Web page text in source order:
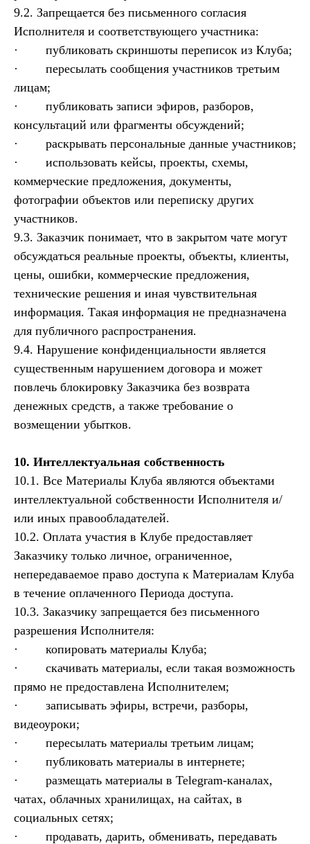
9.2. Запрещается без письменного согласия
Исполнителя и соответствующего участника:
· публиковать скриншоты переписок из Клуба;
· пересылать сообщения участников третьим
лицам;
· публиковать записи эфиров, разборов,
консультаций или фрагменты обсуждений;
· раскрывать персональные данные участников;
· использовать кейсы, проекты, схемы,
коммерческие предложения, документы,
фотографии объектов или переписку других
участников.
9.3. Заказчик понимает, что в закрытом чате могут
обсуждаться реальные проекты, объекты, клиенты,
цены, ошибки, коммерческие предложения,
технические решения и иная чувствительная
информация. Такая информация не предназначена
для публичного распространения.
9.4. Нарушение конфиденциальности является
существенным нарушением договора и может
повлечь блокировку Заказчика без возврата
денежных средств, а также требование о
возмещении убытков.
10. Интеллектуальная собственность
10.1. Все Материалы Клуба являются объектами
интеллектуальной собственности Исполнителя и/
или иных правообладателей.
10.2. Оплата участия в Клубе предоставляет
Заказчику только личное, ограниченное,
непередаваемое право доступа к Материалам Клуба
в течение оплаченного Периода доступа.
10.3. Заказчику запрещается без письменного
разрешения Исполнителя:
· копировать материалы Клуба;
· скачивать материалы, если такая возможность
прямо не предоставлена Исполнителем;
· записывать эфиры, встречи, разборы,
видеоуроки;
· пересылать материалы третьим лицам;
· публиковать материалы в интернете;
· размещать материалы в Telegram-каналах,
чатах, облачных хранилищах, на сайтах, в
социальных сетях;
· продавать, дарить, обменивать, передавать